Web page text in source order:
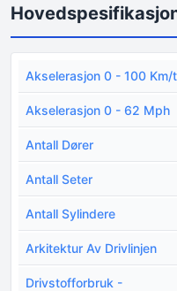
Akselerasjon 0 - 100 Km/t
Akselerasjon 0 - 62 Mph
Antall Dører
Antall Seter
Antall Sylindere
Arkitektur Av Drivlinjen
Drivstofforbruk -